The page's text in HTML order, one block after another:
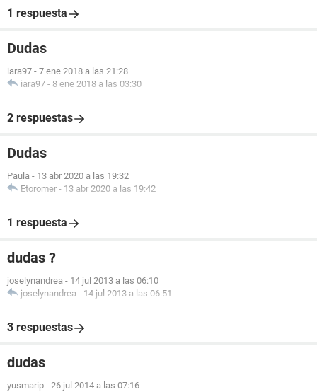
1 respuesta
Dudas
iara97 - 7 ene 2018 a las 21:28
iara97 - 8 ene 2018 a las 03:30
2 respuestas
Dudas
Paula - 13 abr 2020 a las 19:32
Etoromer - 13 abr 2020 a las 19:42
1 respuesta
dudas ?
joselynandrea - 14 jul 2013 a las 06:10
joselynandrea - 14 jul 2013 a las 06:51
3 respuestas
dudas
yusmarip - 26 jul 2014 a las 07:16